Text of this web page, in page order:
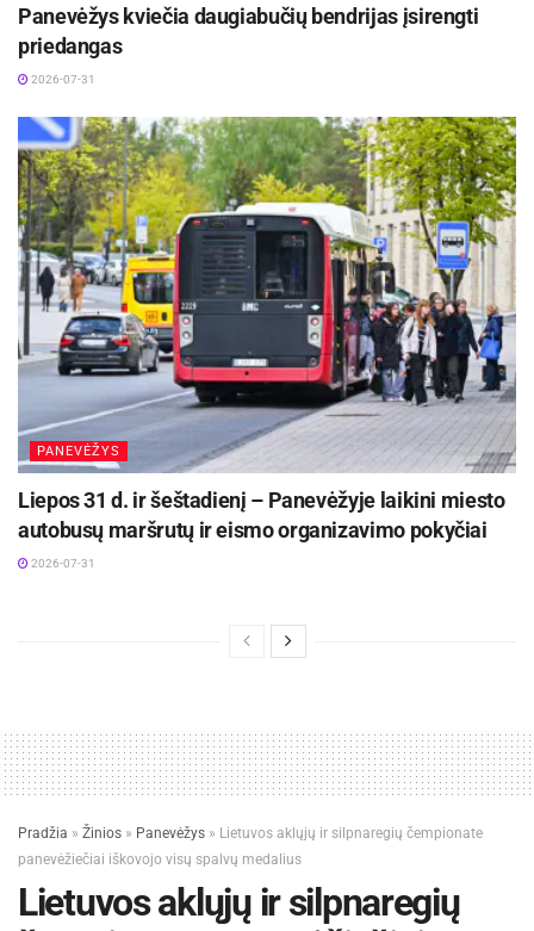
Panevėžys kviečia daugiabučių bendrijas įsirengti
priedangas
2026-07-31
PANEVĖŽYS
Liepos 31 d. ir šeštadienį – Panevėžyje laikini miesto
autobusų maršrutų ir eismo organizavimo pokyčiai
2026-07-31
Pradžia » Žinios » Panevėžys » Lietuvos aklųjų ir silpnaregių čempionate
panevėžiečiai iškovojo visų spalvų medalius
Lietuvos aklųjų ir silpnaregių